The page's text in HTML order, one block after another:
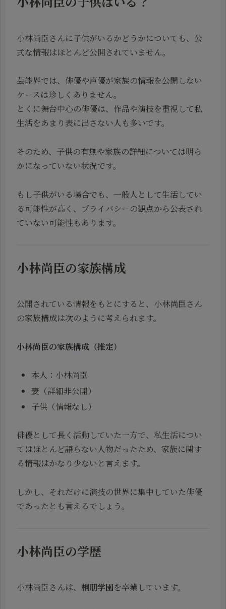
小林尚臣さんに子供がいるかどうかについても、公
式な情報はほとんど公開されていません。
芸能界では、俳優や声優が家族の情報を公開しない
ケースは珍しくありません。
とくに舞台中心の俳優は、作品や演技を重視して私
生活をあまり表に出さない人も多いです。
そのため、子供の有無や家族の詳細については明ら
かになっていない状況です。
もし子供がいる場合でも、一般人として生活してい
る可能性が高く、プライバシーの観点から公表され
ていない可能性もあります。
小林尚臣の家族構成
公開されている情報をもとにすると、小林尚臣さん
の家族構成は次のように考えられます。
小林尚臣の家族構成（推定）
本人：小林尚臣
妻（詳細非公開）
子供（情報なし）
俳優として長く活動していた一方で、私生活につい
てはほとんど語らない人物だったため、家族に関す
る情報はかなり少ないと言えます。
しかし、それだけに演技の世界に集中していた俳優
であったとも言えるでしょう。
小林尚臣の学歴
小林尚臣さんは、 桐朋学園を卒業しています。